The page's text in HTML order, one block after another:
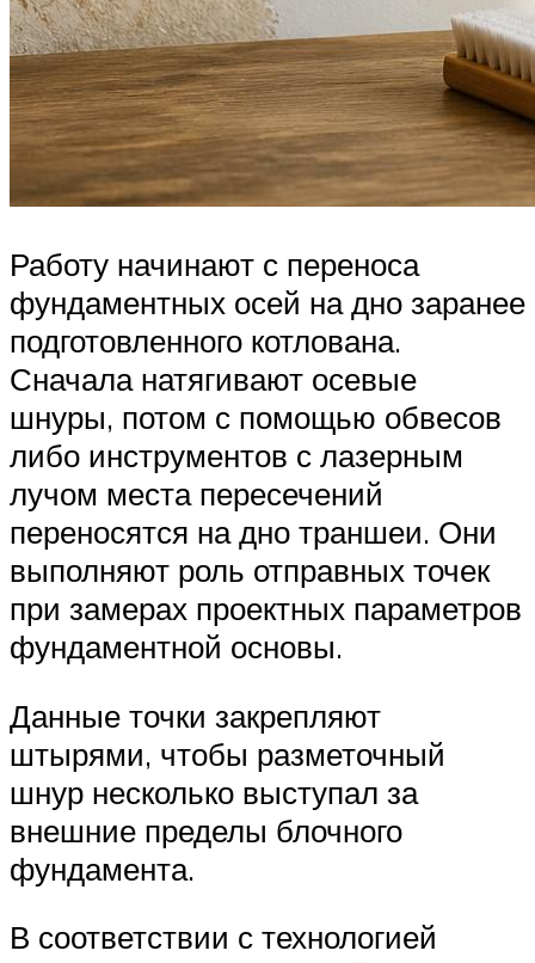
Работу начинают с переноса
фундаментных осей на дно заранее
подготовленного котлована.
Сначала натягивают осевые
шнуры, потом с помощью обвесов
либо инструментов с лазерным
лучом места пересечений
переносятся на дно траншеи. Они
выполняют роль отправных точек
при замерах проектных параметров
фундаментной основы.
Данные точки закрепляют
штырями, чтобы разметочный
шнур несколько выступал за
внешние пределы блочного
фундамента.
В соответствии с технологией